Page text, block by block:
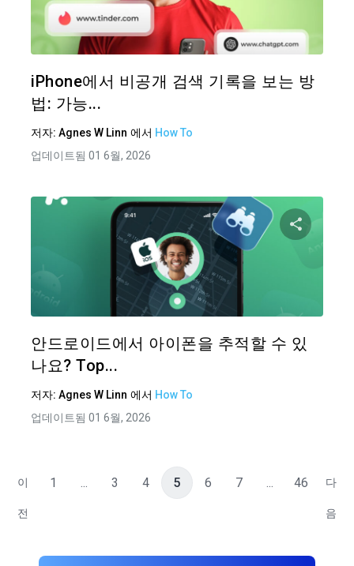
iPhone에서 비공개 검색 기록을 보는 방
법: 가능...
저자: Agnes W Linn 에서 How To
업데이트됨 01 6월, 2026
안드로이드에서 아이폰을 추적할 수 있
나요? Top...
저자: Agnes W Linn 에서 How To
업데이트됨 01 6월, 2026
이
전
1 ... 3 4 5 6 7 ... 46 다
음